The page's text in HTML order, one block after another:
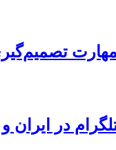
مهارت
در ایران و